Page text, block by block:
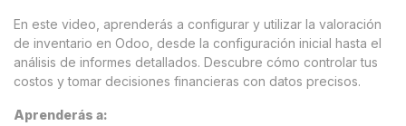
En este video, aprenderás a configurar y utilizar la valoración
de inventario en Odoo, desde la configuración inicial hasta el
análisis de informes detallados. Descubre cómo controlar tus
costos y tomar decisiones financieras con datos precisos.
Aprenderás a: